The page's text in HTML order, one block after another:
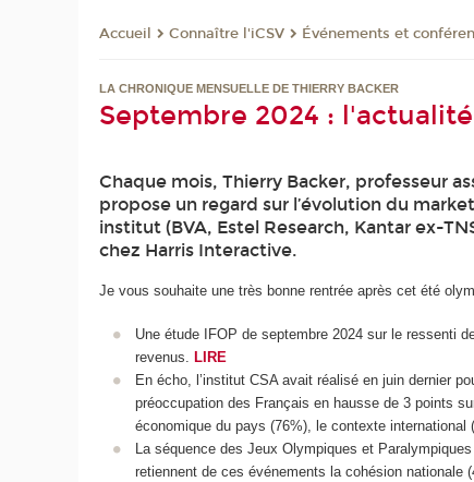
Accueil Connaître l'iCSV Événements et
LA CHRONIQUE MENSUELLE DE THIERRY BACKER
Septembre 2024 :
Chaque mois, Thierry Backer, professeur
propose un regard sur l’évolution du
institut (BVA, Estel Research, Kantar ex-
chez Harris Interactive.
Je vous souhaite une très bonne rentrée après cet été
Une étude IFOP de septembre 2024 sur le ressenti
revenus. LIRE
En écho, l’institut CSA avait réalisé en juin dernier
préoccupation des Français en hausse de 3 points
économique du pays (76%), le contexte international
La séquence des Jeux Olympiques et
retiennent de ces événements la cohésion nationale